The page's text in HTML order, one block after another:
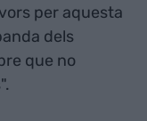
per aquesta
dels
que no